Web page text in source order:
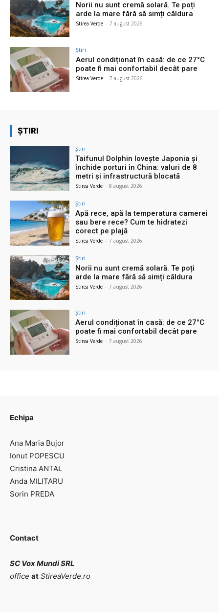
Norii nu sunt cremă solară. Te poți
arde la mare fără să simți căldura
Stirea Verde - 7 august 2026
Știri
Aerul condiționat în casă: de ce 27°C
poate fi mai confortabil decât pare
Stirea Verde - 7 august 2026
ȘTIRI
Știri
Taifunul Dolphin lovește Japonia și
închide porturi în China: valuri de 8
metri și infrastructură blocată
Stirea Verde - 8 august 2026
Știri
Apă rece, apă la temperatura camerei
sau bere rece? Cum te hidratezi
corect pe plajă
Stirea Verde - 7 august 2026
Știri
Norii nu sunt cremă solară. Te poți
arde la mare fără să simți căldura
Stirea Verde - 7 august 2026
Știri
Aerul condiționat în casă: de ce 27°C
poate fi mai confortabil decât pare
Stirea Verde - 7 august 2026
Echipa
Ana Maria Bujor
Ionut POPESCU
Cristina ANTAL
Anda MILITARU
Sorin PREDA
Contact
SC Vox Mundi SRL
office at StireaVerde.ro